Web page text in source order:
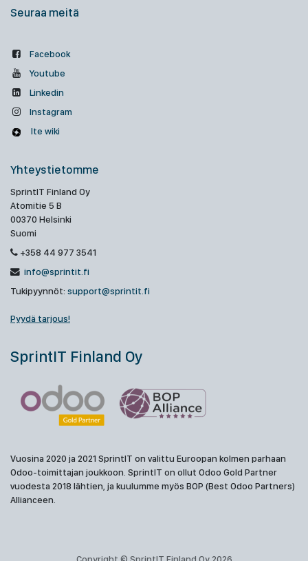
Seuraa meitä
Facebook
Youtube
Linkedin
Instagram
Ite wiki
Yhteystietomme
SprintIT Finland Oy
Atomitie 5 B
00370 Helsinki
Suomi
+358 44 977 3541
info@sprintit.fi
Tukipyynnöt: support@sprintit.fi
Pyydä tarjous!
SprintIT Finland Oy
Vuosina 2020 ja 2021 SprintIT on valittu Euroopan kolmen parhaan
Odoo-toimittajan joukkoon. SprintIT on ollut Odoo Gold Partner
vuodesta 2018 lähtien, ja kuulumme myös BOP (Best Odoo Partners)
Allianceen.
Copyright © SprintIT Finland Oy 2026